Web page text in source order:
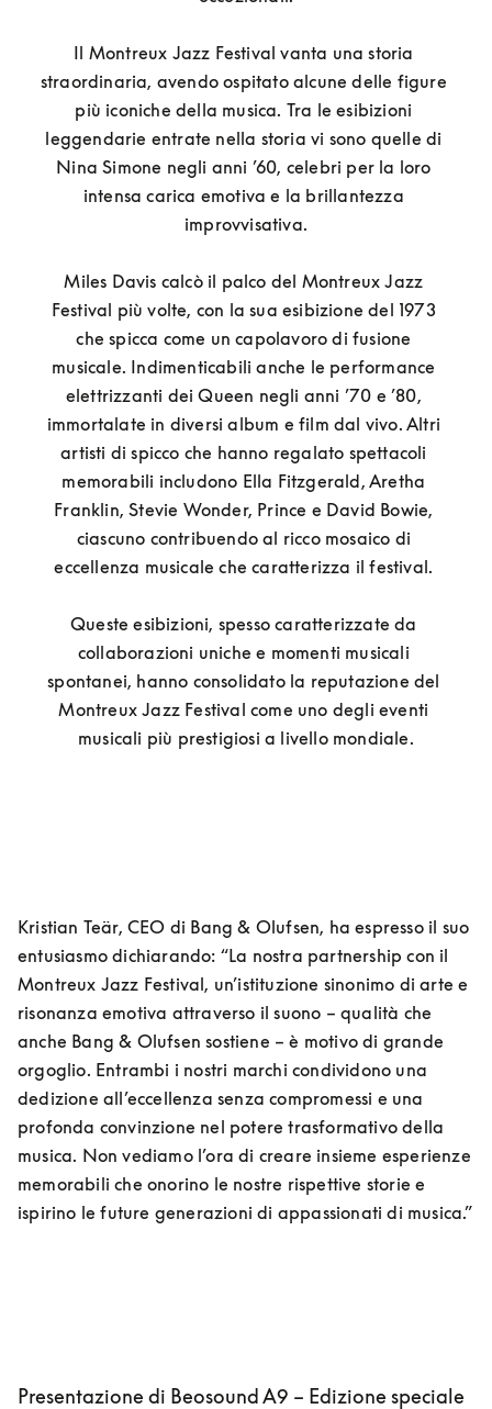
Il Montreux Jazz Festival vanta una storia
straordinaria, avendo ospitato alcune delle figure
più iconiche della musica. Tra le esibizioni
leggendarie entrate nella storia vi sono quelle di
Nina Simone negli anni ’60, celebri per la loro
intensa carica emotiva e la brillantezza
improvvisativa.
Miles Davis calcò il palco del Montreux Jazz
Festival più volte, con la sua esibizione del 1973
che spicca come un capolavoro di fusione
musicale. Indimenticabili anche le performance
elettrizzanti dei Queen negli anni ’70 e ’80,
immortalate in diversi album e film dal vivo. Altri
artisti di spicco che hanno regalato spettacoli
memorabili includono Ella Fitzgerald, Aretha
Franklin, Stevie Wonder, Prince e David Bowie,
ciascuno contribuendo al ricco mosaico di
eccellenza musicale che caratterizza il festival.
Queste esibizioni, spesso caratterizzate da
collaborazioni uniche e momenti musicali
spontanei, hanno consolidato la reputazione del
Montreux Jazz Festival come uno degli eventi
musicali più prestigiosi a livello mondiale.
Kristian Teär, CEO di Bang & Olufsen, ha espresso il suo
entusiasmo dichiarando: “La nostra partnership con il
Montreux Jazz Festival, un’istituzione sinonimo di arte e
risonanza emotiva attraverso il suono – qualità che
anche Bang & Olufsen sostiene – è motivo di grande
orgoglio. Entrambi i nostri marchi condividono una
dedizione all’eccellenza senza compromessi e una
profonda convinzione nel potere trasformativo della
musica. Non vediamo l’ora di creare insieme esperienze
memorabili che onorino le nostre rispettive storie e
ispirino le future generazioni di appassionati di musica.”
Presentazione di Beosound A9 – Edizione speciale